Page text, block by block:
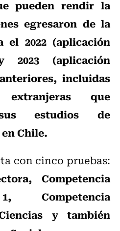
pueden rendir la
egresaron de la
el 2022 (aplicación
(aplicación
incluidas
que
estudios de
Chile.
con cinco pruebas:
Competencia
Competencia
y también